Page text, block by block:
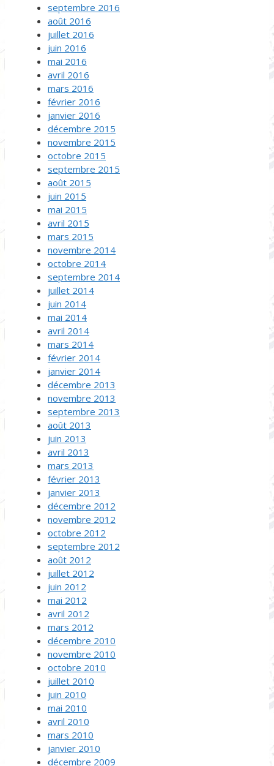
septembre 2016
août 2016
juillet 2016
juin 2016
mai 2016
avril 2016
mars 2016
février 2016
janvier 2016
décembre 2015
novembre 2015
octobre 2015
septembre 2015
août 2015
juin 2015
mai 2015
avril 2015
mars 2015
novembre 2014
octobre 2014
septembre 2014
juillet 2014
juin 2014
mai 2014
avril 2014
mars 2014
février 2014
janvier 2014
décembre 2013
novembre 2013
septembre 2013
août 2013
juin 2013
avril 2013
mars 2013
février 2013
janvier 2013
décembre 2012
novembre 2012
octobre 2012
septembre 2012
août 2012
juillet 2012
juin 2012
mai 2012
avril 2012
mars 2012
décembre 2010
novembre 2010
octobre 2010
juillet 2010
juin 2010
mai 2010
avril 2010
mars 2010
janvier 2010
décembre 2009